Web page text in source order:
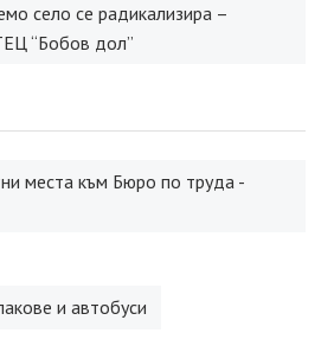
село се радикализира –
“Бобов дол”
места към Бюро по труда -
и автобуси